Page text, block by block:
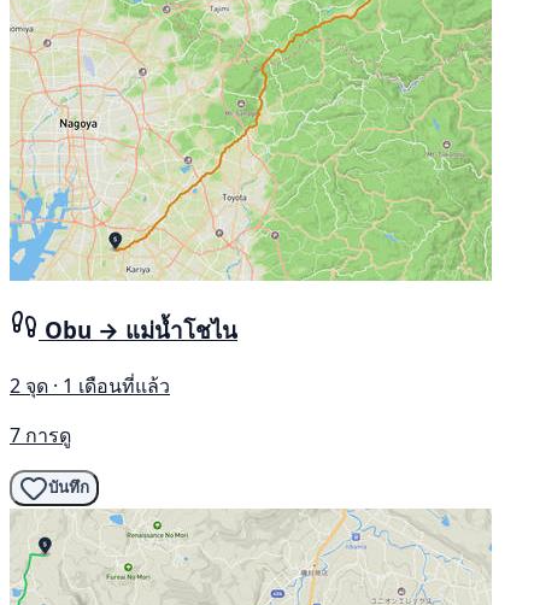
Obu → แม่น้ำโชไน
2 จุด · 1 เดือนที่แล้ว
7 การดู
บันทึก